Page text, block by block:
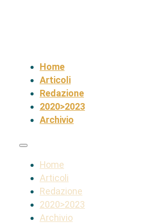
Home
Articoli
Redazione
2020>2023
Archivio
Home
Articoli
Redazione
2020>2023
Archivio